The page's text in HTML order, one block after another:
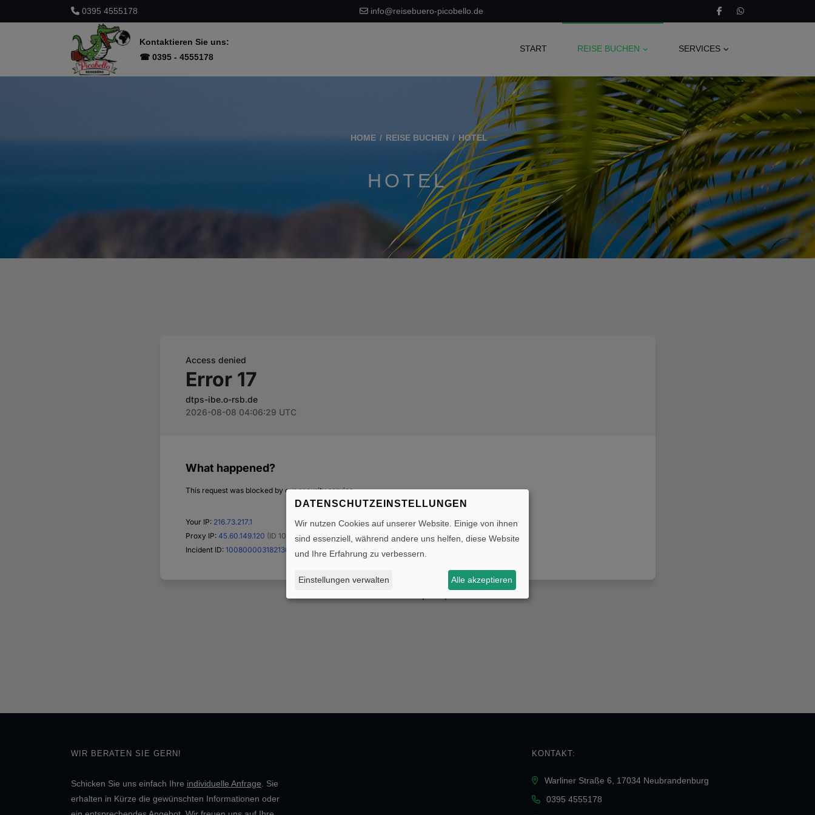
0395 4555178 info@reisebuero-picobello.de
Kontaktieren Sie uns:
☎ 0395 - 4555178
START REISE BUCHEN SERVICES
HOME REISE BUCHEN HOTEL
HOTEL
WIR BERATEN SIE GERN!
Schicken Sie uns einfach Ihre individuelle Anfrage . Sie
erhalten in Kürze die gewünschten Informationen oder
KONTAKT:
Warliner Straße 6, 17034 Neubrandenburg
0395 4555178
DATENSCHUTZEINSTELLUNGEN
Wir nutzen Cookies auf unserer Website. Einige von ihnen
sind essenziell, während andere uns helfen, diese Website
und Ihre Erfahrung zu verbessern.
Einstellungen verwalten Alle akzeptieren